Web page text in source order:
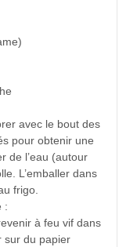
avec le bout des
pour obtenir une
de l’eau (autour
L’emballer dans
frigo.
:
à feu vif dans
sur du papier